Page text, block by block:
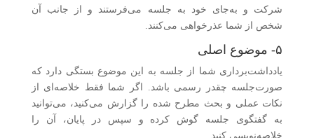
شرکت و به‌جای خود به جلسه می‌فرستند و از جانب آن
شخص از شما عذرخواهی می‌کنند.
۵- موضوع اصلی
یادداشت‌برداری شما از جلسه به این موضوع بستگی دارد که
صورت‌جلسه چقدر رسمی باشد. اگر شما فقط خلاصه‌ای از
نکات عملی و بحث مطرح شده را گزارش می‌کنید، می‌توانید
به گفتگوی جلسه گوش کرده و سپس در پایان، آن را
خلاصه‌نویسی کنید.